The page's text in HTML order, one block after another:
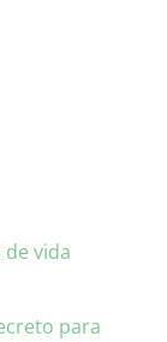
vida
para